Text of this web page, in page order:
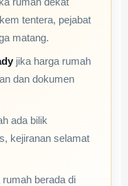
tentera, pejabat
matang.
jika harga rumah
dan dokumen
ada bilik
kejiranan selamat
rumah berada di